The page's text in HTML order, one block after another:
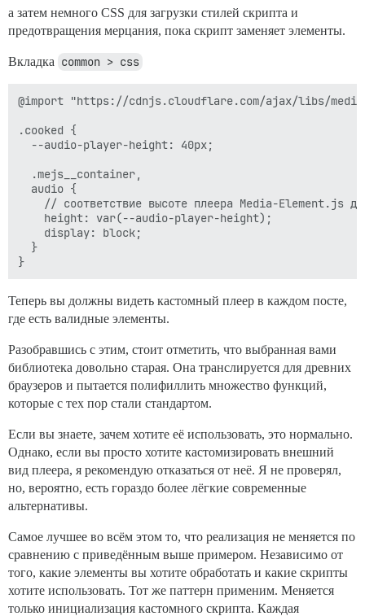
а затем немного CSS для загрузки стилей скрипта и
предотвращения мерцания, пока скрипт заменяет элементы.
Вкладка common > css
@import "https://cdnjs.cloudflare.com/ajax/libs/
.cooked {
  --audio-player-height: 40px;
  .mejs__container,
  audio {
// соответствие высоте плеера Media-Element.js
    height: var(--audio-player-height);
    display: block;
  }
Теперь вы должны видеть кастомный плеер в каждом посте,
где есть валидные элементы.
Разобравшись с этим, стоит отметить, что выбранная вами
библиотека довольно старая. Она транслируется для древних
браузеров и пытается полифиллить множество функций,
которые с тех пор стали стандартом.
Если вы знаете, зачем хотите её использовать, это нормально.
Однако, если вы просто хотите кастомизировать внешний
вид плеера, я рекомендую отказаться от неё. Я не проверял,
но, вероятно, есть гораздо более лёгкие современные
альтернативы.
Самое лучшее во всём этом то, что реализация не меняется по
сравнению с приведённым выше примером. Независимо от
того, какие элементы вы хотите обработать и какие скрипты
хотите использовать. Тот же паттерн применим. Меняется
только инициализация кастомного скрипта. Каждая